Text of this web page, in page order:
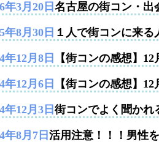
年3月20日 名古屋の街コン・出
年8月30日 １人で街コンに来る
年12月8日 【街コンの感想】
年12月6日 【街コンの感想】
年12月3日 街コンでよく聞かれ
年8月7日活用注意！！！男性